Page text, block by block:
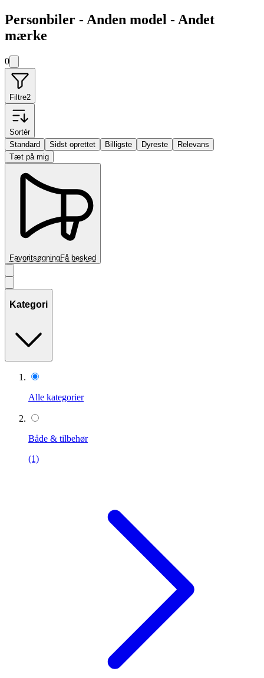
Personbiler - Anden model - Andet
mærke
0
Filtre2
Sortér
Standard
Sidst oprettet Billigste Dyreste
Relevans
Tæt på mig
FavoritsøgningFå besked
Kategori
Alle kategorier
Både & tilbehør
(1)